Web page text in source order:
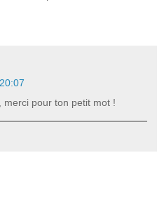
merci pour ton petit mot !